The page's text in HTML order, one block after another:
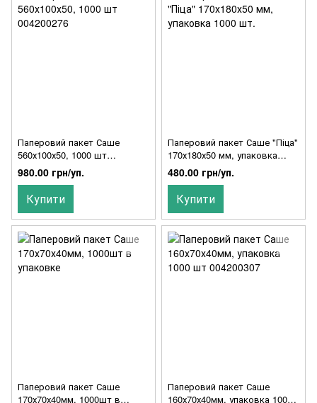
Паперовий пакет Саше
560х100х50, 1000 шт
004200276
980.00 грн/уп.
Купити
Паперовий пакет Саше "Піца"
170х180х50 мм, упаковка
1000 шт.
480.00 грн/уп.
Купити
Паперовий пакет Саше
170х70х40мм, 1000шт в
Паперовий пакет Саше
160х70х40мм, упаковка 1000